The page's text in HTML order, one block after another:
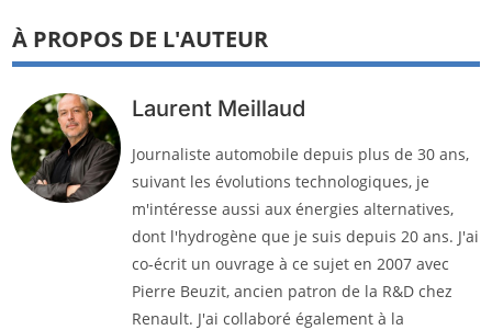
À PROPOS DE L'AUTEUR
Laurent Meillaud
Journaliste automobile depuis plus de 30 ans,
suivant les évolutions technologiques, je
m'intéresse aussi aux énergies alternatives,
dont l'hydrogène que je suis depuis 20 ans. J'ai
co-écrit un ouvrage à ce sujet en 2007 avec
Pierre Beuzit, ancien patron de la R&D chez
Renault. J'ai collaboré également à la